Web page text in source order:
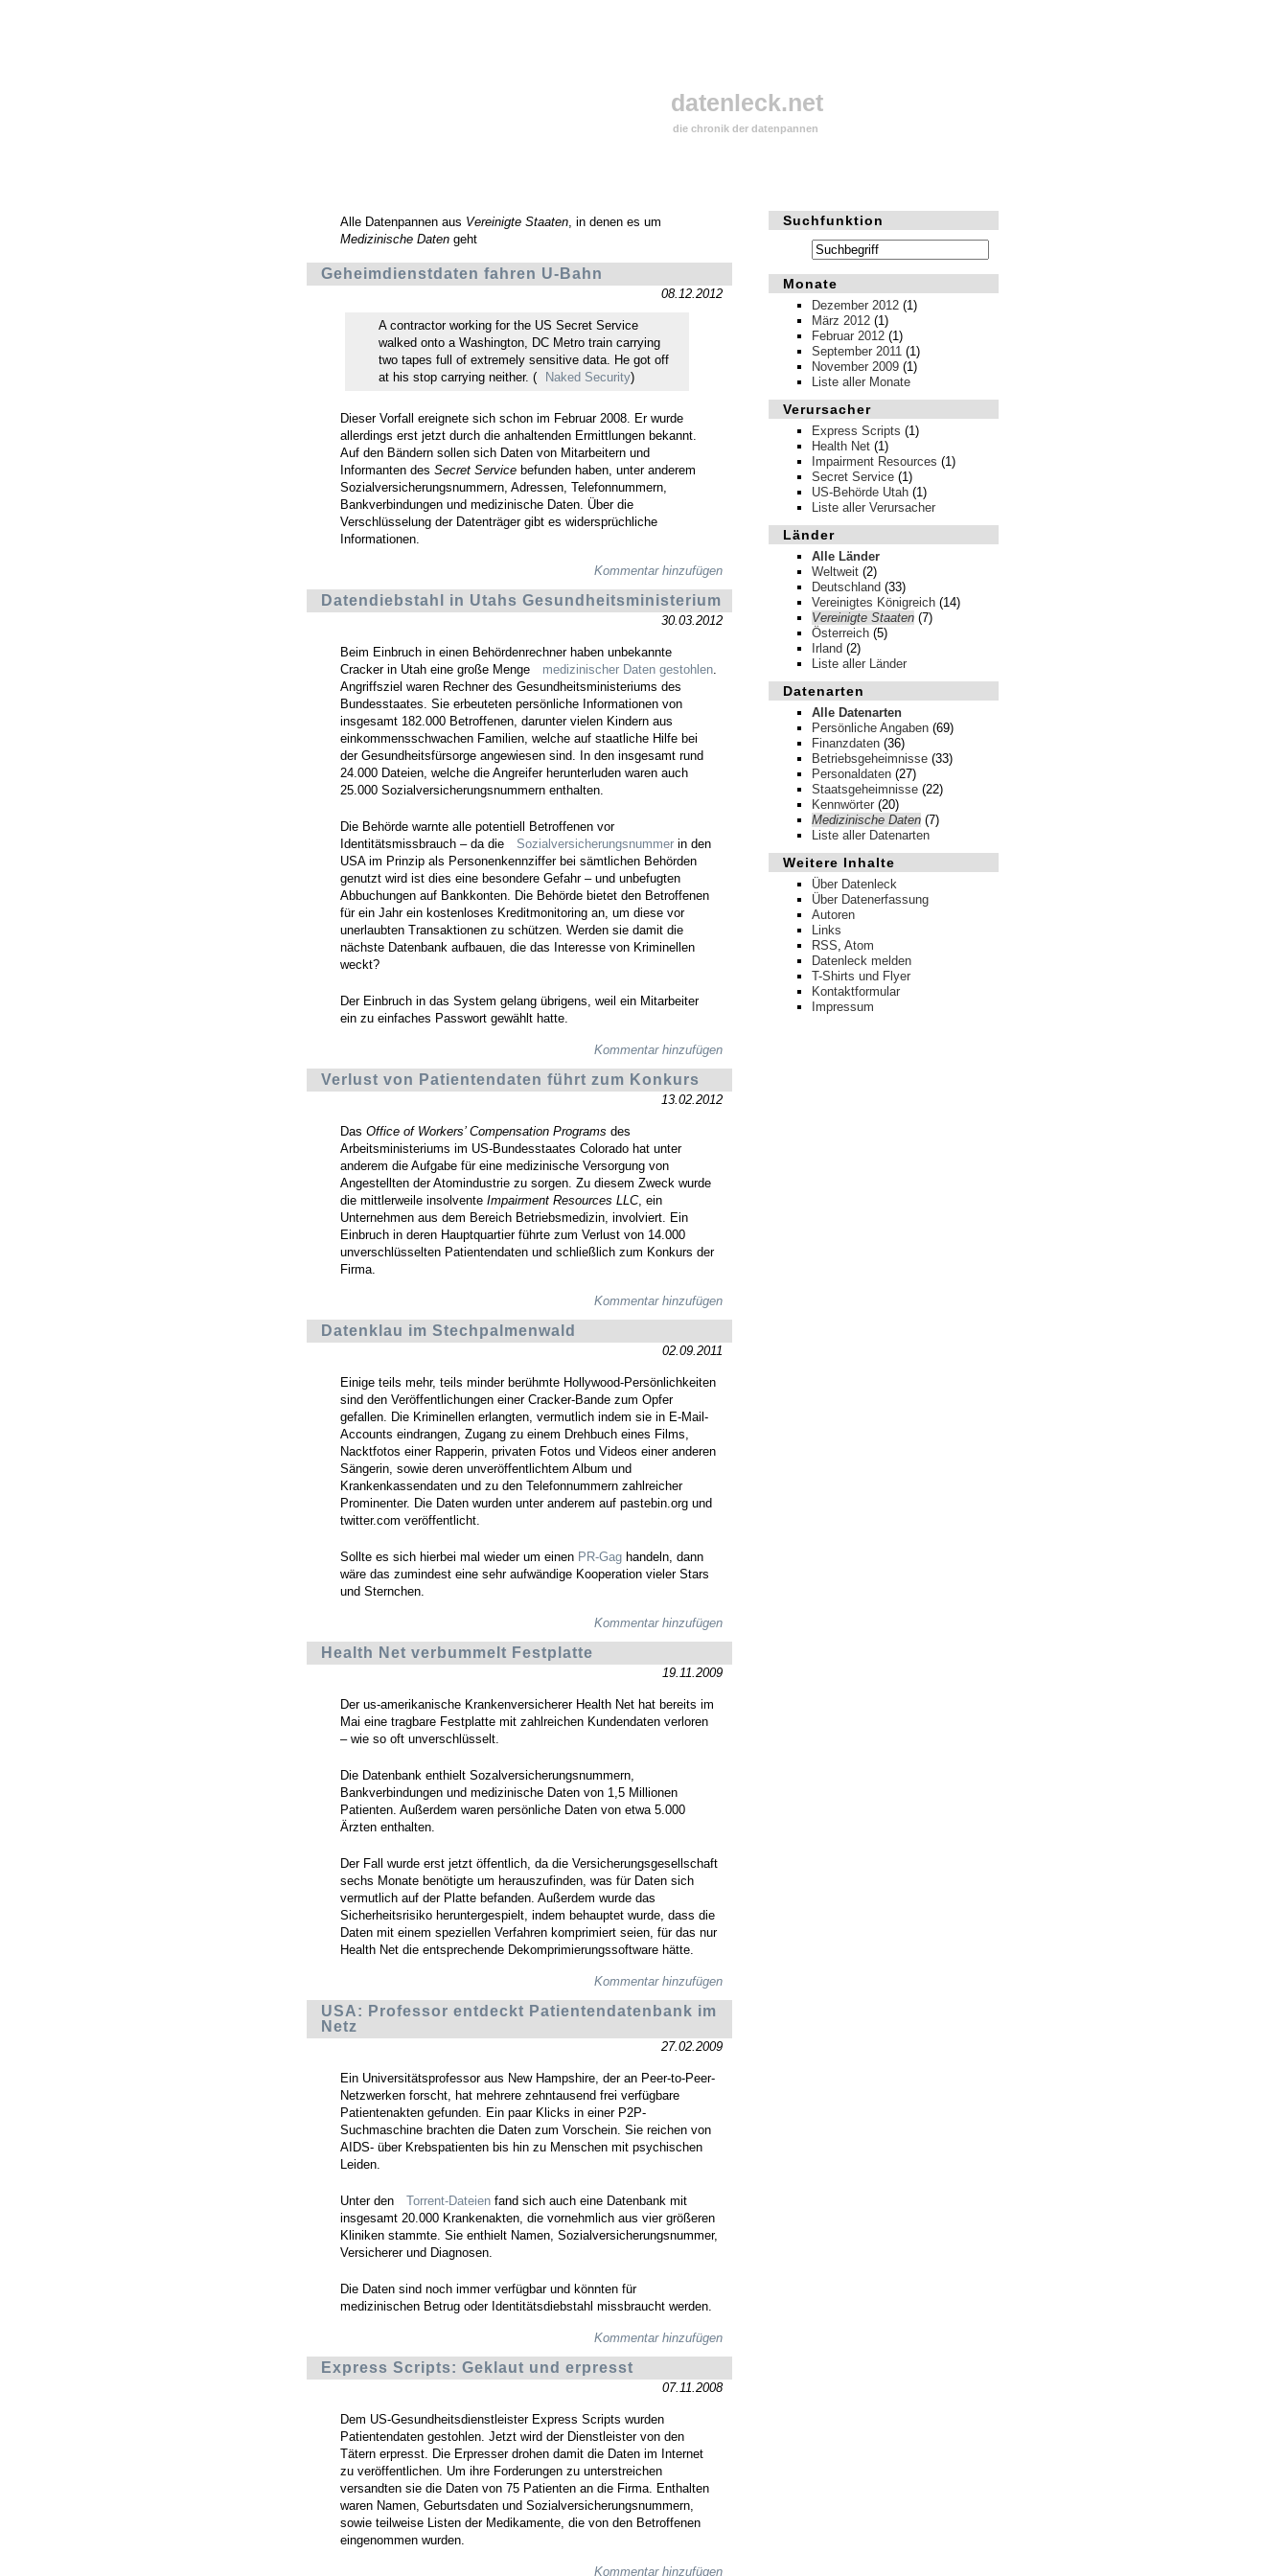
datenleck.net
die chronik der datenpannen
Suchfunktion
Monate
Dezember 2012 (1)
März 2012 (1)
Februar 2012 (1)
September 2011 (1)
November 2009 (1)
Liste aller Monate
Verursacher
Express Scripts (1)
Health Net (1)
Impairment Resources (1)
Secret Service (1)
US-Behörde Utah (1)
Liste aller Verursacher
Länder
Alle Länder
Weltweit (2)
Deutschland (33)
Vereinigtes Königreich (14)
Vereinigte Staaten (7)
Österreich (5)
Irland (2)
Liste aller Länder
Datenarten
Alle Datenarten
Persönliche Angaben (69)
Finanzdaten (36)
Betriebsgeheimnisse (33)
Personaldaten (27)
Staatsgeheimnisse (22)
Kennwörter (20)
Medizinische Daten (7)
Liste aller Datenarten
Weitere Inhalte
Über Datenleck
Über Datenerfassung
Autoren
Links
RSS, Atom
Datenleck melden
T-Shirts und Flyer
Kontaktformular
Impressum
Alle Datenpannen aus Vereinigte Staaten, in denen es um
Medizinische Datengeht
Geheimdienstdaten fahren U-Bahn
08.12.2012
A contractor working for the US Secret Service
walked onto a Washington, DC Metro train carrying
two tapes full of extremely sensitive data. He got off
at his stop carrying neither. (
Naked Security)
Dieser Vorfall ereignete sich schon im Februar 2008. Er wurde
allerdings erst jetzt durch die anhaltenden Ermittlungen bekannt.
Auf den Bändern sollen sich Daten von Mitarbeitern und
Informanten des Secret Servicebefunden haben, unter anderem
Sozialversicherungsnummern, Adressen, Telefonnummern,
Bankverbindungen und medizinische Daten. Über die
Verschlüsselung der Datenträger gibt es widersprüchliche
Informationen.
Kommentar hinzufügen
Datendiebstahl in Utahs Gesundheitsministerium
30.03.2012
Beim Einbruch in einen Behördenrechner haben unbekannte
Cracker in Utah eine große Menge
medizinischer Daten gestohlen.
Angriffsziel waren Rechner des Gesundheitsministeriums des
Bundesstaates. Sie erbeuteten persönliche Informationen von
insgesamt 182.000 Betroffenen, darunter vielen Kindern aus
einkommensschwachen Familien, welche auf staatliche Hilfe bei
der Gesundheitsfürsorge angewiesen sind. In den insgesamt rund
24.000 Dateien, welche die Angreifer herunterluden waren auch
25.000 Sozialversicherungsnummern enthalten.
Die Behörde warnte alle potentiell Betroffenen vor
Identitätsmissbrauch – da die
Sozialversicherungsnummerin den
USA im Prinzip als Personenkennziffer bei sämtlichen Behörden
genutzt wird ist dies eine besondere Gefahr – und unbefugten
Abbuchungen auf Bankkonten. Die Behörde bietet den Betroffenen
für ein Jahr ein kostenloses Kreditmonitoring an, um diese vor
unerlaubten Transaktionen zu schützen. Werden sie damit die
nächste Datenbank aufbauen, die das Interesse von Kriminellen
weckt?
Der Einbruch in das System gelang übrigens, weil ein Mitarbeiter
ein zu einfaches Passwort gewählt hatte.
Kommentar hinzufügen
Verlust von Patientendaten führt zum Konkurs
13.02.2012
Das Office of Workers’ Compensation Programs des
Arbeitsministeriums im US-Bundesstaates Colorado hat unter
anderem die Aufgabe für eine medizinische Versorgung von
Angestellten der Atomindustrie zu sorgen. Zu diesem Zweck wurde
die mittlerweile insolvente Impairment Resources LLC, ein
Unternehmen aus dem Bereich Betriebsmedizin, involviert. Ein
Einbruch in deren Hauptquartier führte zum Verlust von 14.000
unverschlüsselten Patientendaten und schließlich zum Konkurs der
Firma.
Kommentar hinzufügen
Datenklau im Stechpalmenwald
02.09.2011
Einige teils mehr, teils minder berühmte Hollywood-Persönlichkeiten
sind den Veröffentlichungen einer Cracker-Bande zum Opfer
gefallen. Die Kriminellen erlangten, vermutlich indem sie in E-Mail-
Accounts eindrangen, Zugang zu einem Drehbuch eines Films,
Nacktfotos einer Rapperin, privaten Fotos und Videos einer anderen
Sängerin, sowie deren unveröffentlichtem Album und
Krankenkassendaten und zu den Telefonnummern zahlreicher
Prominenter. Die Daten wurden unter anderem auf pastebin.org und
twitter.com veröffentlicht.
Sollte es sich hierbei mal wieder um einen PR-Gaghandeln, dann
wäre das zumindest eine sehr aufwändige Kooperation vieler Stars
und Sternchen.
Kommentar hinzufügen
Health Net verbummelt Festplatte
19.11.2009
Der us-amerikanische Krankenversicherer Health Net hat bereits im
Mai eine tragbare Festplatte mit zahlreichen Kundendaten verloren
– wie so oft unverschlüsselt.
Die Datenbank enthielt Sozalversicherungsnummern,
Bankverbindungen und medizinische Daten von 1,5 Millionen
Patienten. Außerdem waren persönliche Daten von etwa 5.000
Ärzten enthalten.
Der Fall wurde erst jetzt öffentlich, da die Versicherungsgesellschaft
sechs Monate benötigte um herauszufinden, was für Daten sich
vermutlich auf der Platte befanden. Außerdem wurde das
Sicherheitsrisiko heruntergespielt, indem behauptet wurde, dass die
Daten mit einem speziellen Verfahren komprimiert seien, für das nur
Health Net die entsprechende Dekomprimierungssoftware hätte.
Kommentar hinzufügen
USA: Professor entdeckt Patientendatenbank im
Netz
27.02.2009
Ein Universitätsprofessor aus New Hampshire, der an Peer-to-Peer-
Netzwerken forscht, hat mehrere zehntausend frei verfügbare
Patientenakten gefunden. Ein paar Klicks in einer P2P-
Suchmaschine brachten die Daten zum Vorschein. Sie reichen von
AIDS- über Krebspatienten bis hin zu Menschen mit psychischen
Leiden.
Unter den Torrent-Dateienfand sich auch eine Datenbank mit
insgesamt 20.000 Krankenakten, die vornehmlich aus vier größeren
Kliniken stammte. Sie enthielt Namen, Sozialversicherungsnummer,
Versicherer und Diagnosen.
Die Daten sind noch immer verfügbar und könnten für
medizinischen Betrug oder Identitätsdiebstahl missbraucht werden.
Kommentar hinzufügen
Express Scripts: Geklaut und erpresst
07.11.2008
Dem US-Gesundheitsdienstleister Express Scripts wurden
Patientendaten gestohlen. Jetzt wird der Dienstleister von den
Tätern erpresst. Die Erpresser drohen damit die Daten im Internet
zu veröffentlichen. Um ihre Forderungen zu unterstreichen
versandten sie die Daten von 75 Patienten an die Firma. Enthalten
waren Namen, Geburtsdaten und Sozialversicherungsnummern,
sowie teilweise Listen der Medikamente, die von den Betroffenen
eingenommen wurden.
Kommentar hinzufügen